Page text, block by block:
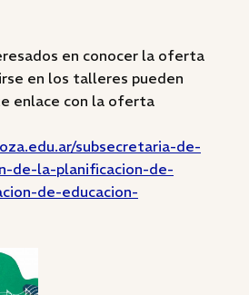
en conocer la oferta
en los talleres pueden
enlace con la oferta
subsecretaria-de-
de-la-planificacion-de-
de-educacion-